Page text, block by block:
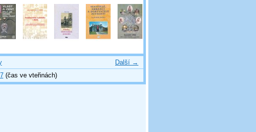
Další →
7(čas ve vteřinách)